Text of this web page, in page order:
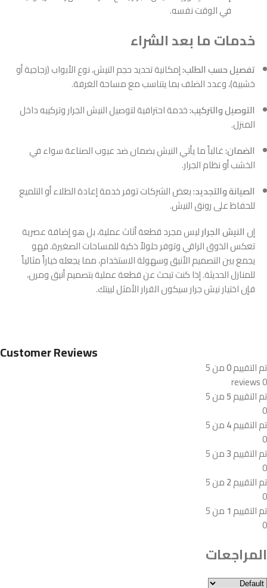
في الوقت نفسه.
خدمات ما بعد الشراء
تفصيل حسب الطلب:إمكانية تحديد حجم النيش، نوع الأبواب (زجاجية أو
خشبية)، وعدد الضلف بما يتناسب مع مساحة الغرفة.
التوصيل والتركيب:خدمة احترافية لتوصيل النيش الجرار وتركيبه داخل
المنزل.
الضمان:غالباً ما يأتي النيش بضمان ضد عيوب الصناعة سواء في
الخشب أو نظام الجرار.
الصيانة والتجديد:بعض الشركات توفر خدمة إعادة الطلاء أو التلميع
للحفاظ على رونق النيش.
إن النيش الجرارليس مجرد قطعة أثاث عملية، بل هو إضافة عصرية
تعكس الذوق الراقي وتوفر حلولاً ذكية للمساحات الصغيرة. فهو
يجمع بين التصميم الأنيق وسهولة الاستخدام، مما يجعله خياراً مثالياً
للمنازل الحديثة. إذا كنت تبحث عن قطعة عملية بتصميم أنيق ومرن،
فإن اختيار نيش جرار سيكون القرار الأمثل لبيتك.
Customer Reviews
تم التقييم0من 5
0 reviews
تم التقييم5من 5
0
تم التقييم4من 5
0
تم التقييم3من 5
0
تم التقييم2من 5
0
تم التقييم 1 من 5
0
المراجعات